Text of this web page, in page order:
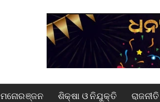
ମନୋରଞ୍ଜନ ଶିକ୍ଷା ଓ ନିଯୁକ୍ତି ରାଜନୀତି